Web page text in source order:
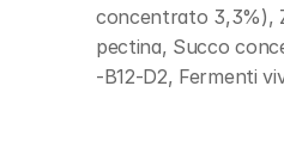
concentrato 3,3%),
pectina, Succo
-B12-D2, Fermenti